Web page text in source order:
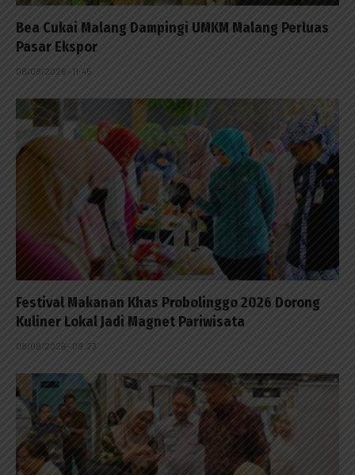
Bea Cukai Malang Dampingi UMKM Malang Perluas
Pasar Ekspor
08/08/2026 - 11:45
Festival Makanan Khas Probolinggo 2026 Dorong
Kuliner Lokal Jadi Magnet Pariwisata
08/08/2026 - 09:23